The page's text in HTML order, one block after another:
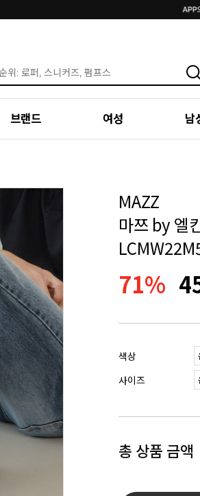
브랜드 여성 남
MAZZ
마쯔 by 엘
71%
색상
사이즈
총 상품 금액